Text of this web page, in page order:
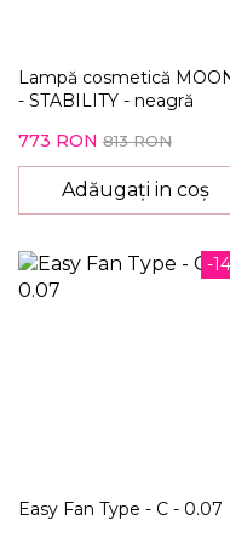
Lampă cosmetică
- STABILITY - neagră
773 RON 813 RON
Adăugați in coș
-
Easy Fan Type - C - 0.07